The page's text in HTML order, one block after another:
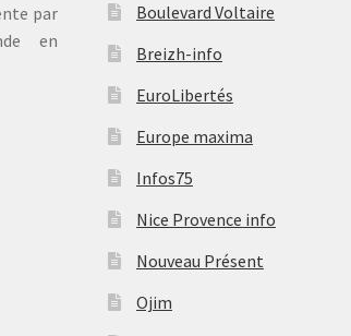
par
en
Boulevard Voltaire
Breizh-info
EuroLibertés
Europe maxima
Infos75
Nice Provence info
Nouveau Présent
Ojim